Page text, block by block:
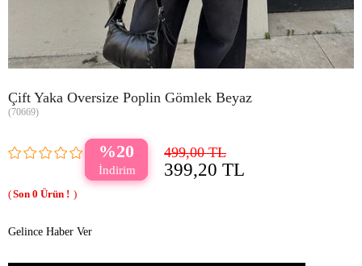
Çift Yaka Oversize Poplin Gömlek Beyaz
(70669)
20 499,00 TL
399,20 TL
0
Gelince Haber Ver